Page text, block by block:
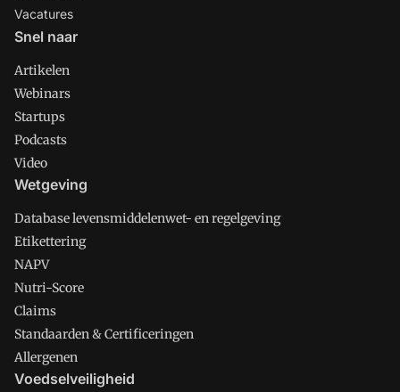
Vacatures
Snel naar
Artikelen
Webinars
Startups
Podcasts
Video
Wetgeving
Database levensmiddelenwet- en regelgeving
Etikettering
NAPV
Nutri-Score
Claims
Standaarden & Certificeringen
Allergenen
Voedselveiligheid